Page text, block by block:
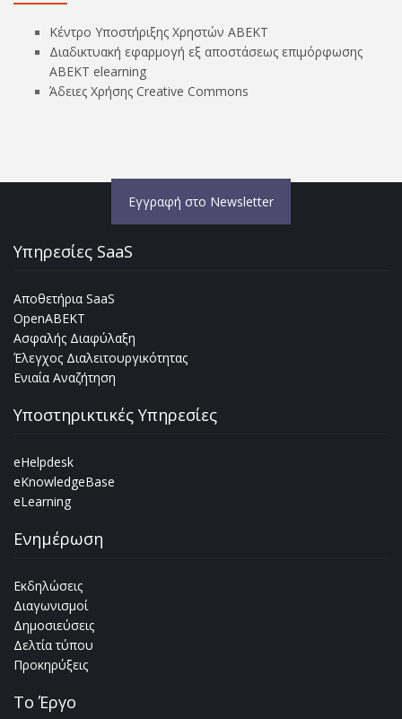
Κέντρο Υποστήριξης Χρηστών ΑΒΕΚΤ
Διαδικτυακή εφαρμογή εξ αποστάσεως επιμόρφωσης
ΑΒΕΚΤ elearning
Άδειες Χρήσης Creative Commons
Εγγραφή στο Newsletter
Υπηρεσίες SaaS
Αποθετήρια SaaS
OpenABEKT
Ασφαλής Διαφύλαξη
Έλεγχος Διαλειτουργικότητας
Ενιαία Αναζήτηση
Υποστηρικτικές Υπηρεσίες
eHelpdesk
eKnowledgeBase
eLearning
Ενημέρωση
Εκδηλώσεις
Διαγωνισμοί
Δημοσιεύσεις
Δελτία τύπου
Προκηρύξεις
Tο Έργο